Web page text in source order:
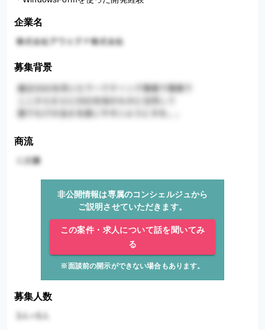
企業名
募集背景
商流
非公開情報は専属のコンシェルジュから
ご説明させていただきます。
この案件・求人について話を聞いてみ
る
※面談前の開示ができない場合もあります。
募集人数